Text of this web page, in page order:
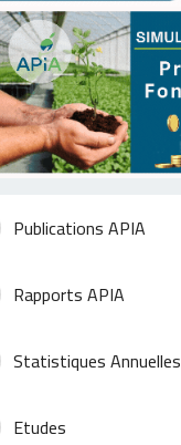
Publications APIA
Rapports APIA
Statistiques Annuelles
Etudes